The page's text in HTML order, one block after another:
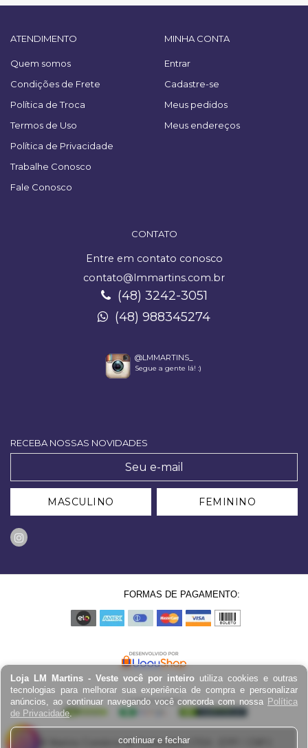
Loja LM Martins - Veste você por inteiro utiliza cookies e outras
tecnologias para melhorar sua experiência de compra e personalizar
anúncios, ao continuar navegando você concorda com nossa Política
de Privacidade
continuar e fechar
ATENDIMENTO
Quem somos
Condições de Frete
Política de Troca
Termos de Uso
Política de Privacidade
Trabalhe Conosco
Fale Conosco
MINHA CONTA
Entrar
Cadastre-se
Meus pedidos
Meus endereços
CONTATO
Entre em contato conosco
contato@lmmartins.com.br
(48) 3242-3051
(48) 988345274
@LMMARTINS_
Segue a gente lá! :)
RECEBA NOSSAS NOVIDADES
MASCULINO FEMININO
FORMAS DE PAGAMENTO:
LM Martins Comércio de Confecções LTDA - EPP / CNPJ: